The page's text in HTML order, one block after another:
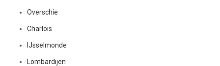
Overschie
Charlois
IJsselmonde
Lombardijen